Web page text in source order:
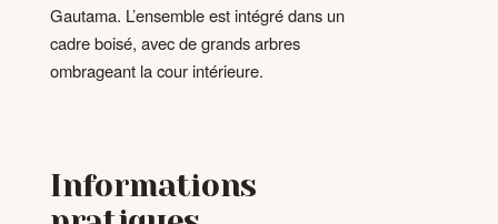
Gautama. L’ensemble est intégré dans un
cadre boisé, avec de grands arbres
ombrageant la cour intérieure.
Informations